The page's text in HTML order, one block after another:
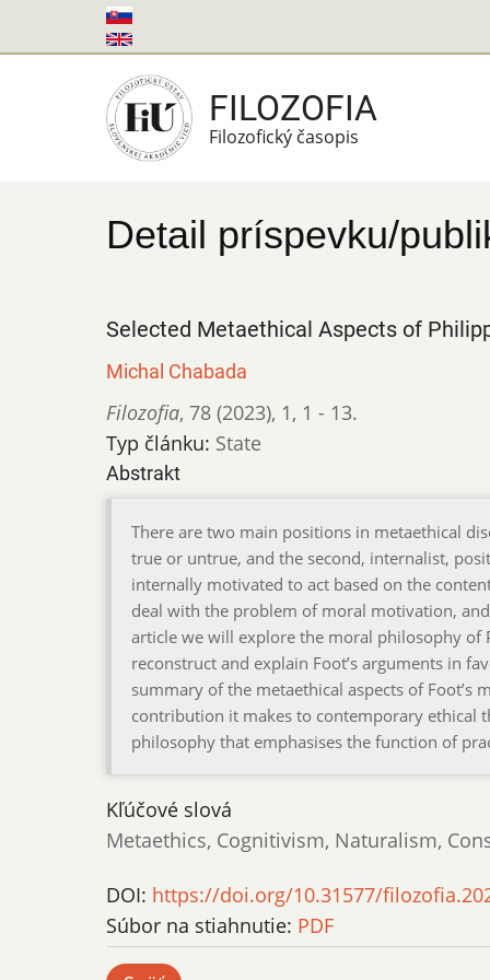
na
FILOZOFIA
Filozofický časopis
Detail príspevku/
Selected Metaethical Aspects of
Michal Chabada
Filozofia, 78 (2023), 1, 1 - 13.
Typ článku: State
Abstrakt
There are two main positions in metaethical
true or untrue, and the second, internalist,
internally motivated to act based on the
deal with the problem of moral motivation,
article we will explore the moral philosophy of
reconstruct and explain Foot’s arguments in
summary of the metaethical aspects of
contribution it makes to contemporary ethical
philosophy that emphasises the function of
Kľúčové slová
Metaethics, Cognitivism, Naturalism,
DOI: https://doi.org/10.31577/
Súbor na stiahnutie: PDF